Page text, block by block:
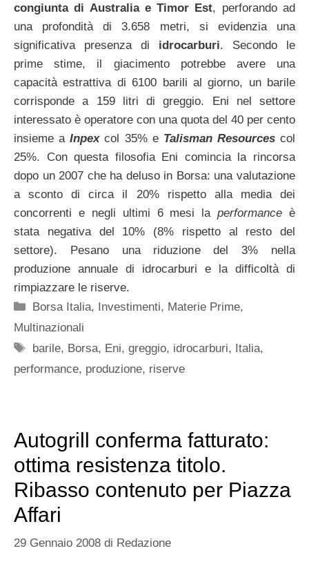
congiunta di Australia e Timor Est, perforando ad
una profondità di 3.658 metri, si evidenzia una
significativa presenza di idrocarburi. Secondo le
prime stime, il giacimento potrebbe avere una
capacità estrattiva di 6100 barili al giorno, un barile
corrisponde a 159 litri di greggio. Eni nel settore
interessato è operatore con una quota del 40 per cento
insieme aInpexcol 35% e Talisman Resources col
25%. Con questa filosofia Eni comincia la rincorsa
dopo un 2007 che ha deluso in Borsa: una valutazione
a sconto di circa il 20% rispetto alla media dei
concorrenti e negli ultimi 6 mesi laperformance è
stata negativa del 10% (8% rispetto al resto del
settore). Pesano una riduzione del 3% nella
produzione annuale di idrocarburi e la difficoltà di
rimpiazzare le riserve.
Categorie
Borsa Italia, Investimenti, Materie Prime,
Multinazionali
Tag
barile, Borsa, Eni,greggio, idrocarburi, Italia,
performance, produzione, riserve
Autogrill conferma fatturato:
ottima resistenza titolo.
Ribasso contenuto per Piazza
Affari
29 Gennaio 2008 di Redazione